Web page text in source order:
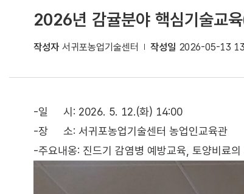
2026년 감귤분야 핵심기술교
작성자 서귀포농업기술센터 작성일 2026-05-13
-일 시: 2026. 5. 12.(화) 14:00
-장 소: 서귀포농업기술센터 농업인교육관
-주요내옹: 진드기 감염병 예방교육, 토양비료